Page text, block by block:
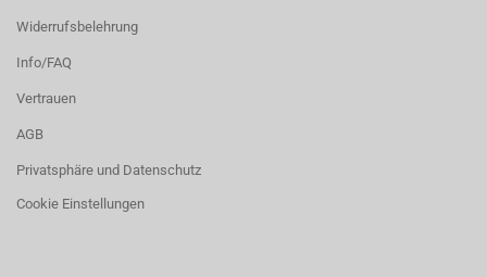
Widerrufsbelehrung
Info/FAQ
Vertrauen
AGB
Privatsphäre und Datenschutz
Cookie Einstellungen